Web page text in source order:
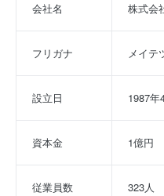
会社名 株式会
フリガナ メイテ
設立日 1987年
資本金 1億円
従業員数 323人